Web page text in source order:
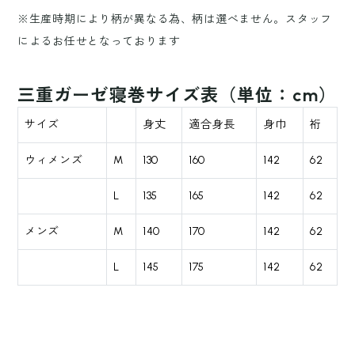
※生産時期により柄が異なる為、柄は選べません。スタッフ
によるお任せとなっております
三重ガーゼ寝巻サイズ表（単位：cm）
サイズ 身丈 適合身長 身巾 裄
ウィメンズ M 130 160 142 62
L 135 165 142 62
メンズ M 140 170 142 62
L 145 175 142 62